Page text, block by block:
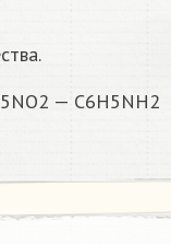
— C6H5NH2